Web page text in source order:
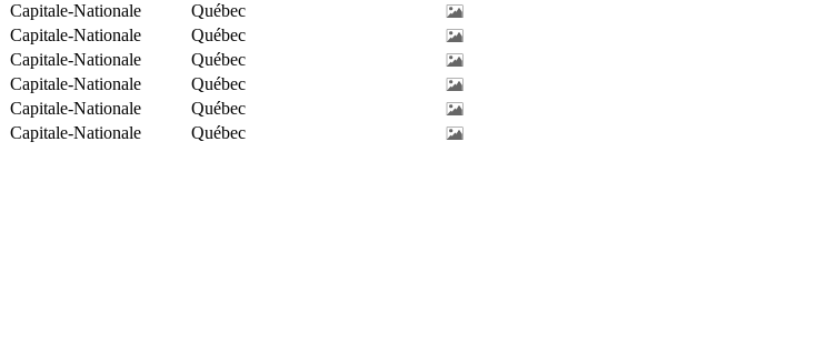
Capitale-Nationale
Québec
Capitale-Nationale
Québec
Capitale-Nationale
Québec
Capitale-Nationale
Québec
Capitale-Nationale
Québec
Capitale-Nationale Québec